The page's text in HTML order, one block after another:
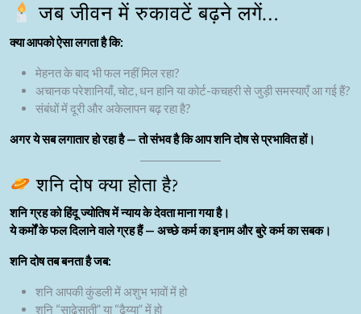
जब जीवन में रुकावटें बढ़ने लगें…
क्या आपको ऐसा लगता है कि:
मेहनत के बाद भी फल नहीं मिल रहा?
अचानक परेशानियाँ, चोट, धन हानि या कोर्ट-कचहरी से जुड़ी समस्याएँ आ गई हैं?
संबंधों में दूरी और अकेलापन बढ़ रहा है?
अगर ये सब लगातार हो रहा है — तो संभव है कि आपशनि दोषसे प्रभावित हों।
शनि दोष क्या होता है?
शनि ग्रहको हिंदू ज्योतिष मेंन्याय के देवतामाना गया है।
ये कर्मों के फल दिलाने वाले ग्रह हैं — अच्छे कर्म का इनाम और बुरे कर्म का सबक।
शनि दोषतब बनता है जब:
शनि आपकी कुंडली में अशुभ भावों में हो
शनि “साढ़ेसाती” या “ढैय्या” में हो